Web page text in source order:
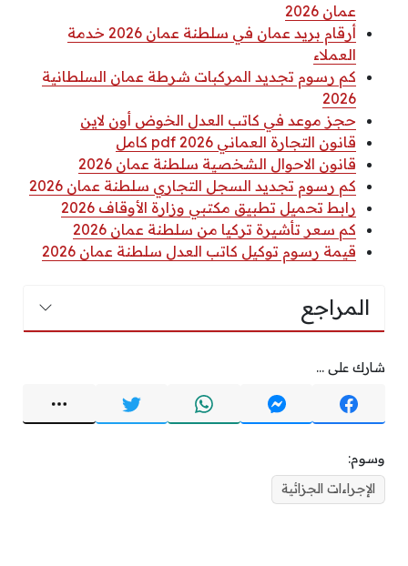
عمان 2026
أرقام بريد عمان في سلطنة عمان 2026 خدمة
العملاء
كم رسوم تجديد المركبات شرطة عمان السلطانية
2026
حجز موعد في كاتب العدل الخوض أون لاين
قانون التجارة العماني 2026 pdf كامل
قانون الاحوال الشخصية سلطنة عمان 2026
كم رسوم تجديد السجل التجاري سلطنة عمان 2026
رابط تحميل تطبيق مكتبي وزارة الأوقاف 2026
كم سعر تأشيرة تركيا من سلطنة عمان 2026
قيمة رسوم توكيل كاتب العدل سلطنة عمان 2026
المراجع
شارك على ...
وسوم:
الإجراءات الجزائية